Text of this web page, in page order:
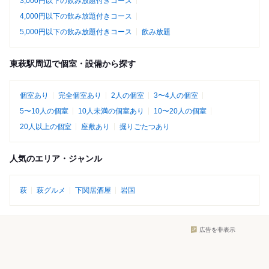
4,000円以下の飲み放題付きコース
5,000円以下の飲み放題付きコース
飲み放題
東萩駅周辺で個室・設備から探す
個室あり 完全個室あり 2人の個室
3〜4人の個室
5〜10人の個室
10人未満の個室あり
10〜20人の個室
20人以上の個室
座敷あり 掘りごたつあり
人気のエリア・ジャンル
萩 萩グルメ 下関居酒屋 岩国
広告を非表示